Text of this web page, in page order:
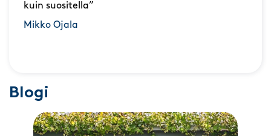
kuin suositella”
Mikko Ojala
Blogi